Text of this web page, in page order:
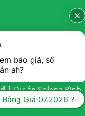
Trần Anh và Dự
| Dự ánSolena Bình
báo giá, sổ
ah?
Bảng Giá 07.2026 ?